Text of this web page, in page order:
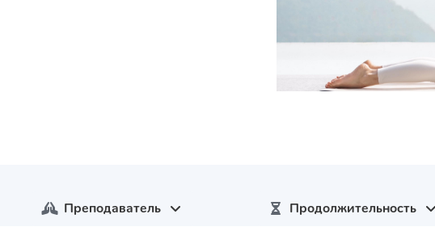
Преподаватель Продолжительность